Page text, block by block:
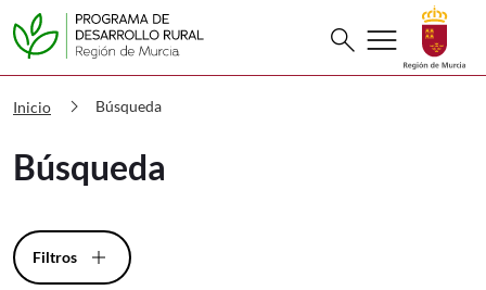
PDR Búsqueda Buscar
search menu
Inicio chevron_right Búsqueda
Búsqueda
Filtros